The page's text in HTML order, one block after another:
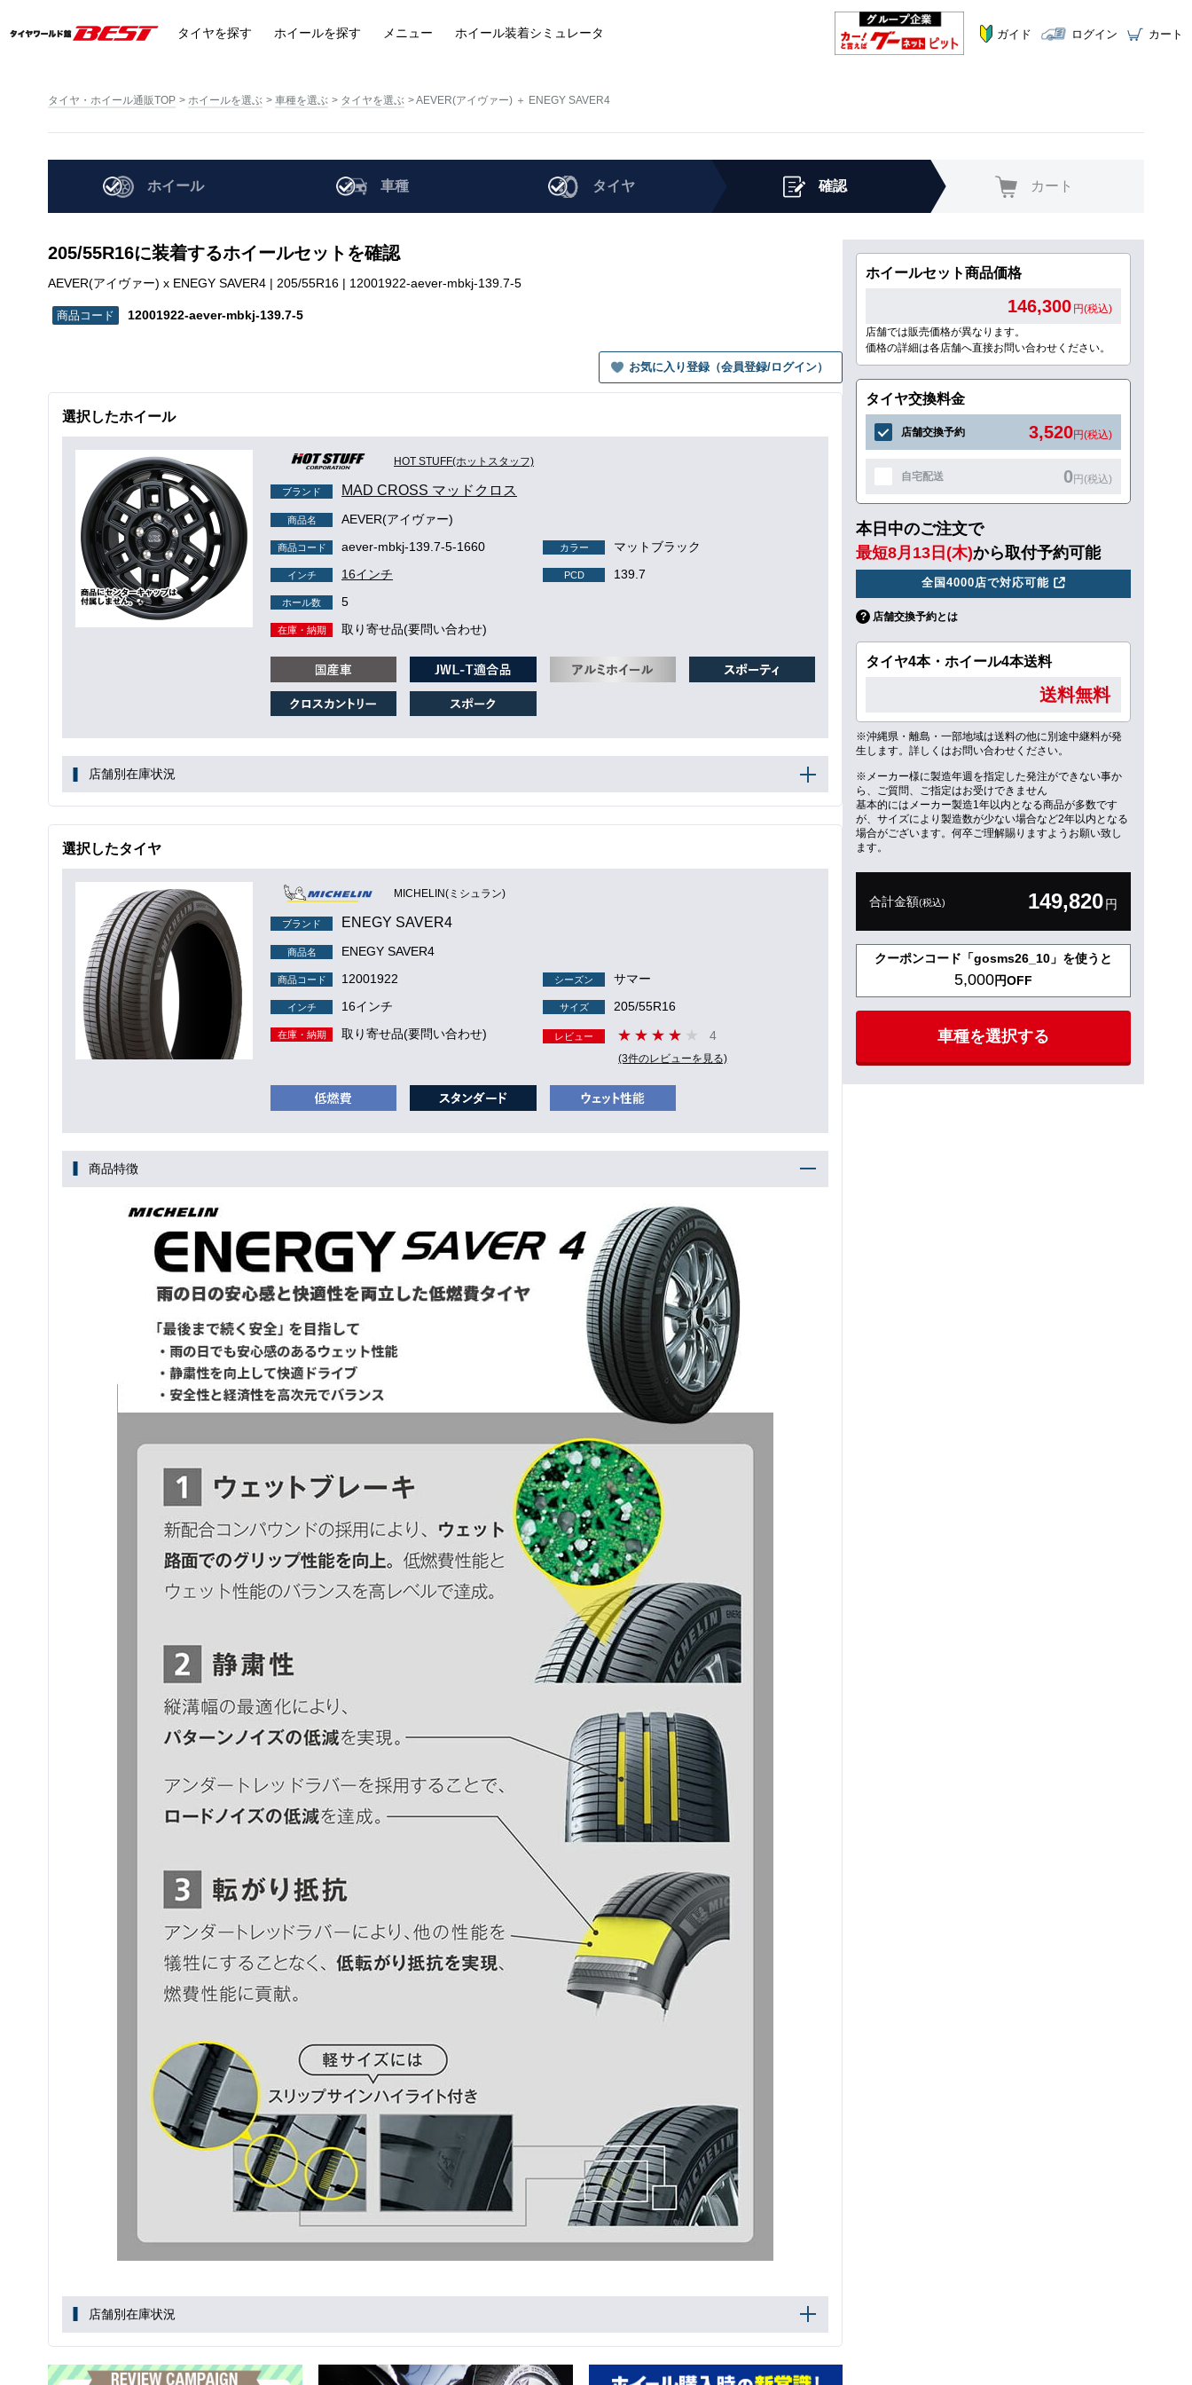
タイヤを探す ホイールを探す メニュー ホイール装着シミュレータ ガイド ログイン カート
タイヤ・ホイール通販TOP ホイールを選ぶ 車種を選ぶ タイヤを選ぶ AEVER(アイヴァー) ＋ ENEGY SAVER4
ホイール 車種 タイヤ 確認 カート
205/55R16に装着するホイールセットを確認
AEVER(アイヴァー) x ENEGY SAVER4 | 205/55R16 | 12001922-aever-mbkj-139.7-5
12001922-aever-mbkj-139.7-5
お気に入り登録（会員登録/ログイン）
選択したホイール
HOT STUFF(ホットスタッフ)
ブランド MAD CROSS マッドクロス
商品名 AEVER(アイヴァー)
商品コード aever-mbkj-139.7-5-1660 カラー マットブラック
インチ 16インチ PCD 139.7
ホール数 5
在庫・納期 取り寄せ品(要問い合わせ)
店舗別在庫状況
選択したタイヤ
MICHELIN(ミシュラン)
ブランド ENEGY SAVER4
商品名 ENEGY SAVER4
商品コード 12001922 シーズン サマー
インチ 16インチ サイズ 205/55R16
在庫・納期 取り寄せ品(要問い合わせ) レビュー 4
(3件のレビューを見る)
商品特徴
店舗別在庫状況
ホイールセット商品価格
146,300 円(税込)
店舗では販売価格が異なります。
価格の詳細は各店舗へ直接お問い合わせください。
タイヤ交換料金
店舗交換予約 3,520円(税込)
自宅配送 0円(税込)
本日中のご注文で
最短8月13日(木)から取付予約可能
全国4000店で対応可能
店舗交換予約とは
タイヤ4本・ホイール4本送料
送料無料
※沖縄県・離島・一部地域は送料の他に別途中継料が発
生します。詳しくはお問い合わせください。
※メーカー様に製造年週を指定した発注ができない事か
ら、ご質問、ご指定はお受けできません
基本的にはメーカー製造1年以内となる商品が多数です
が、サイズにより製造数が少ない場合など2年以内となる
場合がございます。何卒ご理解賜りますようお願い致し
ます。
合計金額(税込) 149,820円
クーポンコード「gosms26_10」を使うと
5,000円OFF
車種を選択する